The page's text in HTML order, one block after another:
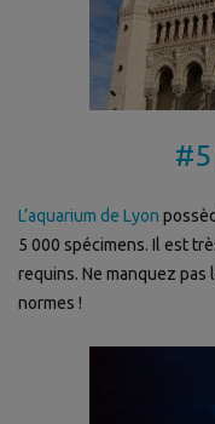
#5
L’aquarium de Lyon
5 000 spécimens. Il est
requins. Ne manquez
normes !